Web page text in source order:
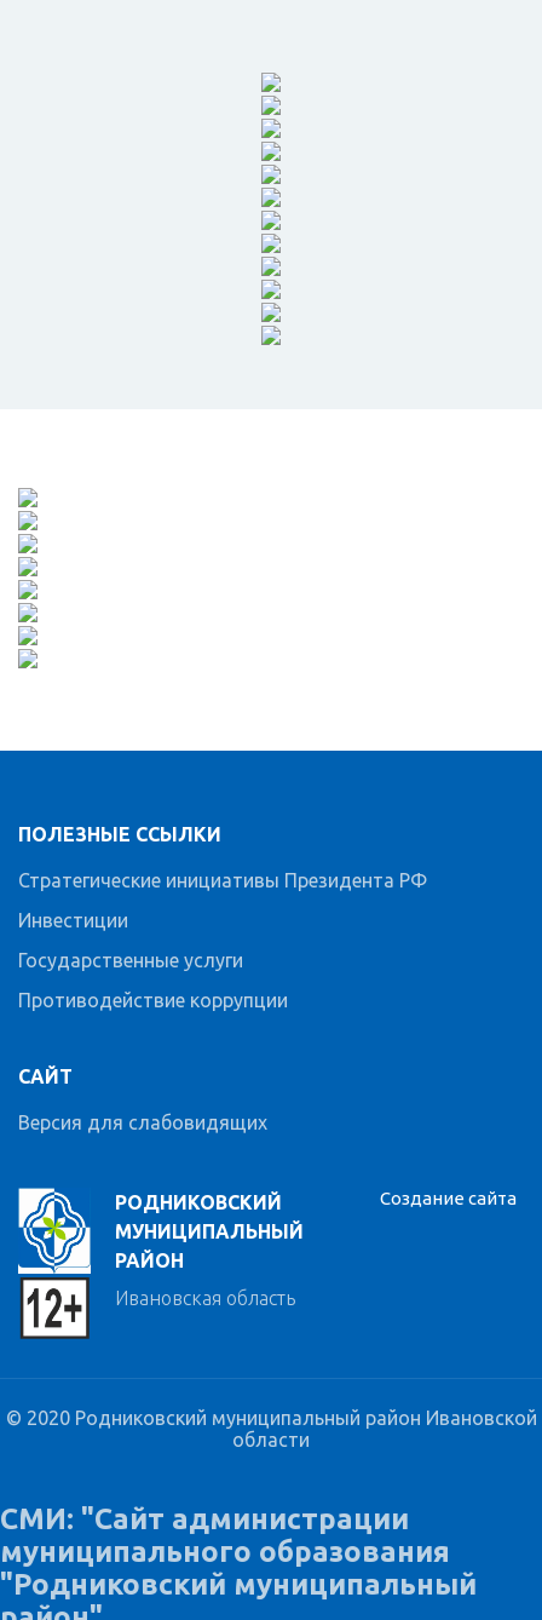
РОДНИКОВСКИЙ
МУНИЦИПАЛЬНЫЙ
РАЙОН
Ивановская область
ПОЛЕЗНЫЕ ССЫЛКИ
Стратегические инициативы Президента РФ
Инвестиции
Государственные услуги
Противодействие коррупции
САЙТ
Версия для слабовидящих
Создание сайта
© 2020 Родниковский муниципальный район Ивановской
области
СМИ: "Сайт администрации
муниципального образования
"Родниковский муниципальный